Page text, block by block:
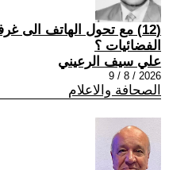
(12) مع تحول الهاتف الى
الفضائيات ؟
علي سيف الرعيني
2026 / 8 / 9
الصحافة والاعلام